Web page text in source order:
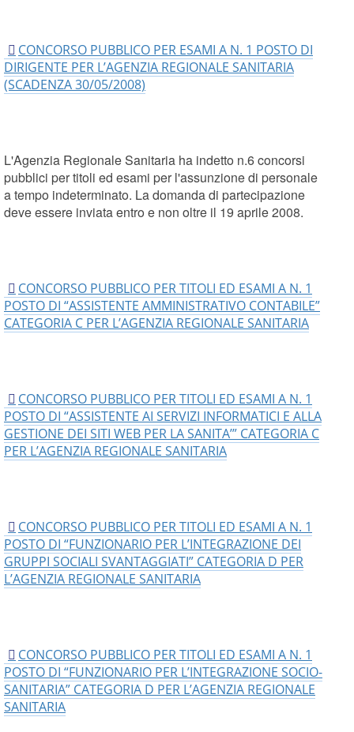
CONCORSO PUBBLICO PER ESAMI A N. 1 POSTO DI
DIRIGENTE PER L’AGENZIA REGIONALE SANITARIA
(SCADENZA 30/05/2008)
L'Agenzia Regionale Sanitaria ha indetto n.6 concorsi
pubblici per titoli ed esami per l'assunzione di personale
a tempo indeterminato. La domanda di partecipazione
deve essere inviata entro e non oltre il 19 aprile 2008.
CONCORSO PUBBLICO PER TITOLI ED ESAMI A N. 1
POSTO DI “ASSISTENTE AMMINISTRATIVO CONTABILE”
CATEGORIA C PER L’AGENZIA REGIONALE SANITARIA
CONCORSO PUBBLICO PER TITOLI ED ESAMI A N. 1
POSTO DI “ASSISTENTE AI SERVIZI INFORMATICI E ALLA
GESTIONE DEI SITI WEB PER LA SANITA’” CATEGORIA C
PER L’AGENZIA REGIONALE SANITARIA
CONCORSO PUBBLICO PER TITOLI ED ESAMI A N. 1
POSTO DI “FUNZIONARIO PER L’INTEGRAZIONE DEI
GRUPPI SOCIALI SVANTAGGIATI” CATEGORIA D PER
L’AGENZIA REGIONALE SANITARIA
CONCORSO PUBBLICO PER TITOLI ED ESAMI A N. 1
POSTO DI “FUNZIONARIO PER L’INTEGRAZIONE SOCIO-
SANITARIA” CATEGORIA D PER L’AGENZIA REGIONALE
SANITARIA